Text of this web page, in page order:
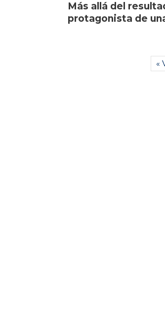
Más allá del
protagonista de
«